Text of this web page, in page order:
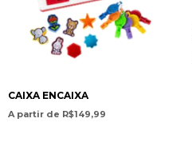
CAIXA ENCAIXA
A partir de R$149,99